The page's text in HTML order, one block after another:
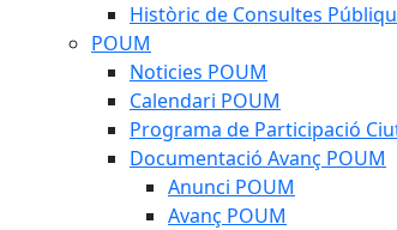
Històric de Consultes
POUM
Noticies POUM
Calendari POUM
Programa de Participació
Documentació Avanç POUM
Anunci POUM
Avanç POUM